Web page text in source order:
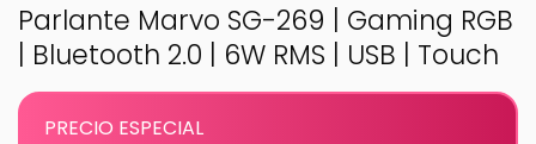
Parlante Marvo SG-269 | Gaming RGB
| Bluetooth 2.0 | 6W RMS | USB | Touch
PRECIO ESPECIAL